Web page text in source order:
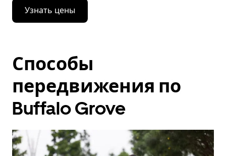
Нажмите
стрелку
вниз,
календарю
и
дату.
Чтобы
закрыть
календарь,
Esc.
Узнать цены
Способы
передвижения по
Buffalo Grove